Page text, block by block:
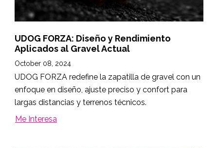
UDOG FORZA: Diseño y Rendimiento
Aplicados al Gravel Actual
October 08, 2024
UDOG FORZA redefine la zapatilla de gravel con un
enfoque en diseño, ajuste preciso y confort para
largas distancias y terrenos técnicos.
Me Interesa